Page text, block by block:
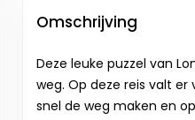
Omschrijving
Deze leuke puzzel van
weg. Op deze reis valt er
snel de weg maken en